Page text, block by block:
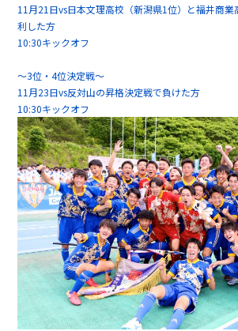
11月21日vs日本文理高校（新潟県1位）と福井商
利した方
10:30キックオフ
～3位・4位決定戦～
11月23日vs反対山の昇格決定戦で負けた方
10:30キックオフ